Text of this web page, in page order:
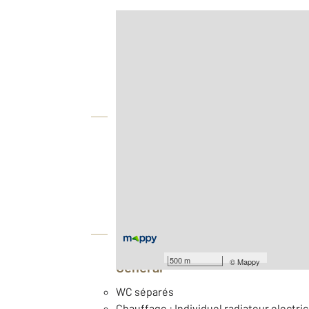
500 m ©Mappy
Équipements
Général
WC séparés